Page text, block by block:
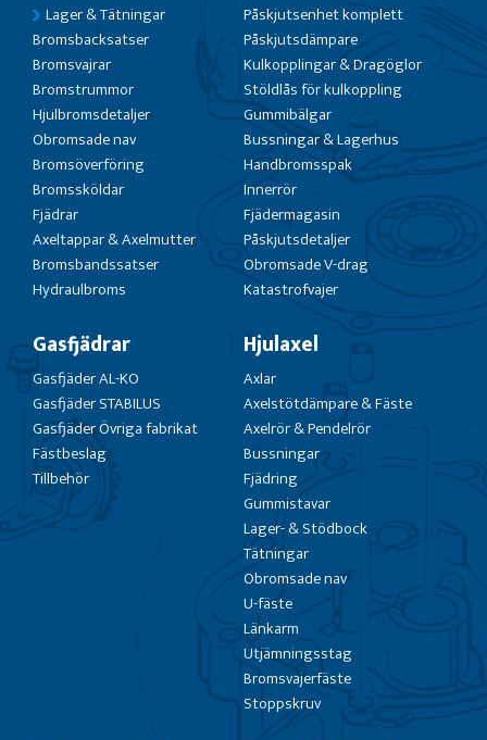
Lager & Tätningar
Bromsbacksatser
Bromsvajrar
Bromstrummor
Hjulbromsdetaljer
Obromsade nav
Bromsöverföring
Bromssköldar
Fjädrar
Axeltappar & Axelmutter
Bromsbandssatser
Hydraulbroms
Påskjutsenhet komplett
Påskjutsdämpare
Kulkopplingar & Dragöglor
Stöldlås för kulkoppling
Gummibälgar
Bussningar & Lagerhus
Handbromsspak
Innerrör
Fjädermagasin
Påskjutsdetaljer
Obromsade V-drag
Katastrofvajer
Gasfjädrar
Gasfjäder AL-KO
Gasfjäder STABILUS
Gasfjäder Övriga fabrikat
Fästbeslag
Tillbehör
Hjulaxel
Axlar
Axelstötdämpare & Fäste
Axelrör & Pendelrör
Bussningar
Fjädring
Gummistavar
Lager- & Stödbock
Tätningar
Obromsade nav
U-fäste
Länkarm
Utjämningsstag
Bromsvajerfäste
Stoppskruv